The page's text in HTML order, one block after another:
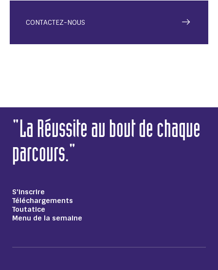
CONTACTEZ-NOUS
"La Réussite au bout de chaque
parcours."
S'inscrire
Téléchargements
Toutatice
Menu de la semaine